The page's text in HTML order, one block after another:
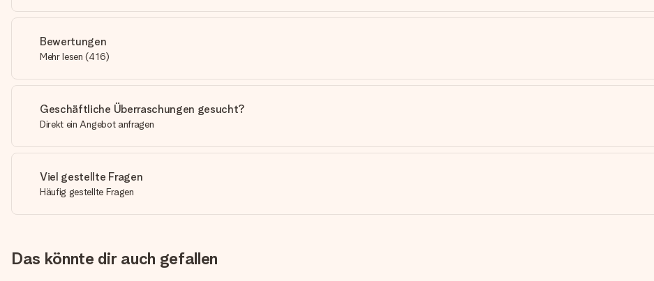
Bewertungen
Mehr lesen (416)
Geschäftliche Überraschungen gesucht?
Direkt ein Angebot anfragen
Viel gestellte Fragen
Häufig gestellte Fragen
Das könnte dir auch gefallen